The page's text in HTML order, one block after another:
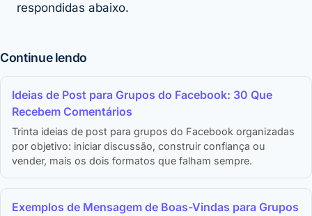
respondidas abaixo.
Continue lendo
Ideias de Post para Grupos do Facebook: 30 Que
Recebem Comentários
Trinta ideias de post para grupos do Facebook organizadas
por objetivo: iniciar discussão, construir confiança ou
vender, mais os dois formatos que falham sempre.
Exemplos de Mensagem de Boas-Vindas para Grupos